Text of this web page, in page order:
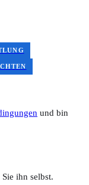
und bin
ihn selbst.